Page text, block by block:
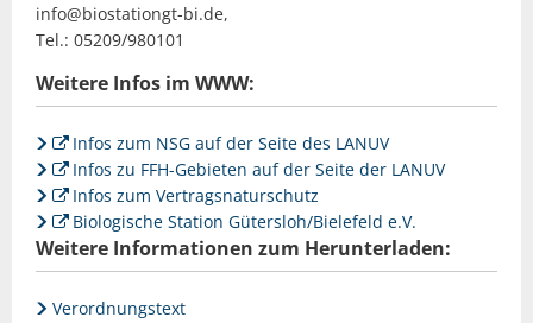
info@biostationgt-bi.de,
Tel.: 05209/980101
Weitere Infos im WWW:
Infos zum NSG auf der Seite des LANUV
Infos zu FFH-Gebieten auf der Seite der LANUV
Infos zum Vertragsnaturschutz
Biologische Station Gütersloh/Bielefeld e.V.
Weitere Informationen zum Herunterladen:
Verordnungstext